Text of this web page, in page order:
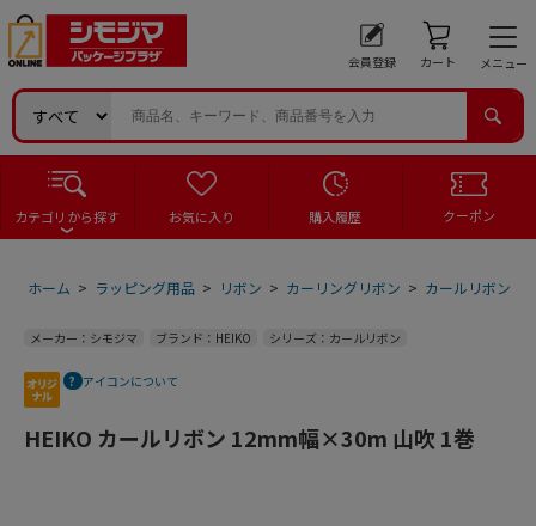
会員登録 カート メニュー
カテゴリから探す お気に入り 購入履歴 クーポン
ホーム > ラッピング用品 > リボン > カーリングリボン > カールリボン
メーカー：シモジマ ブランド：HEIKO シリーズ：カールリボン
アイコンについて
HEIKO カールリボン 12mm幅×30m 山吹 1巻